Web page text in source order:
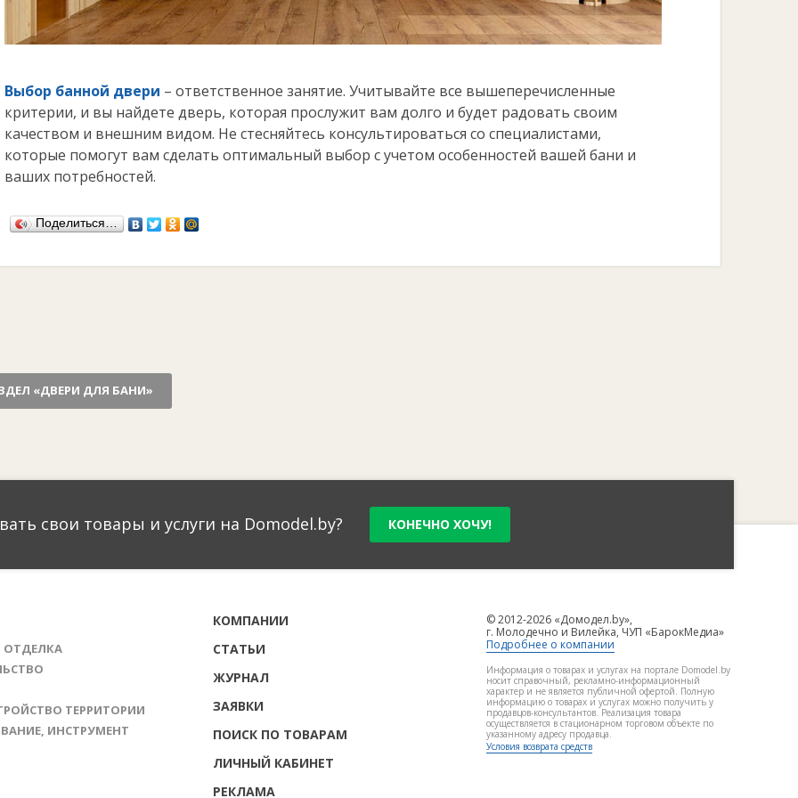
Выбор банной двери – ответственное занятие. Учитывайте все вышеперечисленные
критерии, и вы найдете дверь, которая прослужит вам долго и будет радовать своим
качеством и внешним видом. Не стесняйтесь консультироваться со специалистами,
которые помогут вам сделать оптимальный выбор с учетом особенностей вашей бани и
ваших потребностей.
Поделиться…
«ДВЕРИ ДЛЯ БАНИ»
свои товары и услуги на Domodel.by? КОНЕЧНО ХОЧУ!
ОТДЕЛКА
ТЕРРИТОРИИ
ИНСТРУМЕНТ
КОМПАНИИ
СТАТЬИ
ЖУРНАЛ
ЗАЯВКИ
ПОИСК ПО ТОВАРАМ
ЛИЧНЫЙ КАБИНЕТ
РЕКЛАМА
© 2012-2026 «Домодел.by»,
г. Молодечно и Вилейка, ЧУП «БарокМедиа»
Подробнее о компании
Информация о товарах и услугах на портале Domodel.by
носит справочный, рекламно-информационный
характер и не является публичной офертой. Полную
информацию о товарах и услугах можно получить у
продавцов-консультантов. Реализация товара
осуществляется в стационарном торговом объекте по
указанному адресу продавца.
Условия возврата средств